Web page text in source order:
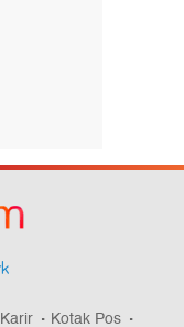
Karir Kotak Pos